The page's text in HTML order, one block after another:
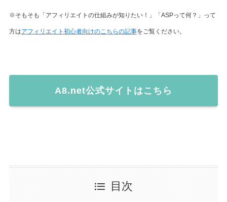
※そもそも「アフィリエイトの仕組みが知りたい！」「ASPって何？」って
方はアフィリエイト初心者向けのこちらの記事をご覧ください。
A8.net公式サイトはこちら
目次